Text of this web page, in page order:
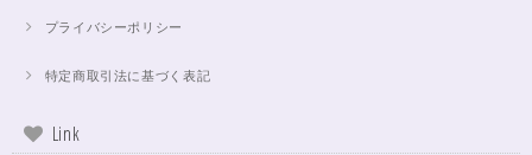
プライバシーポリシー
特定商取引法に基づく表記
Link